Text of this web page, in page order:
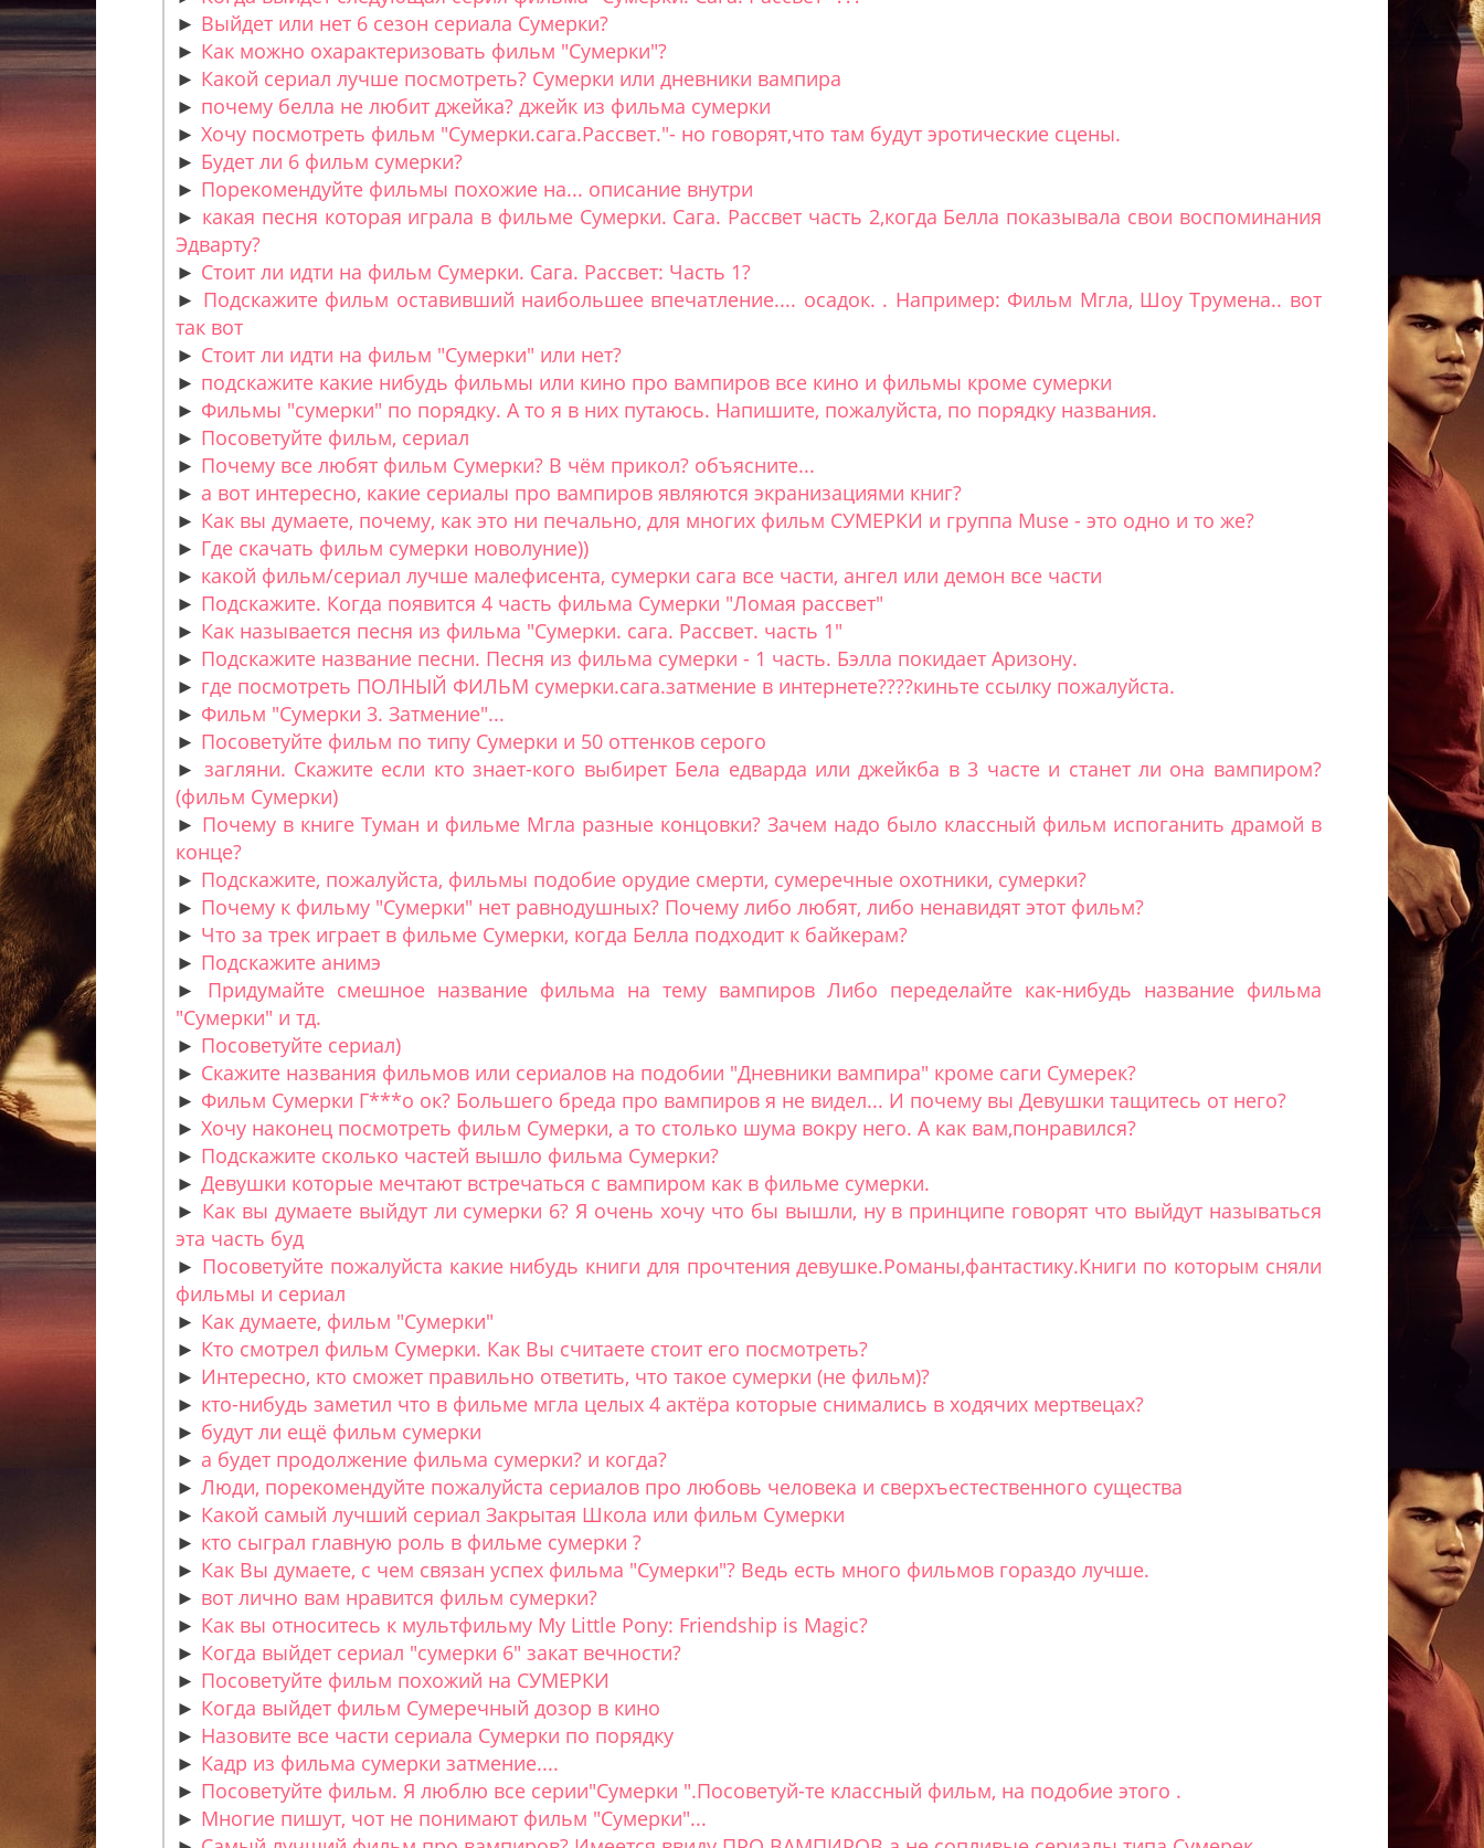
► Выйдет или нет 6 сезон сериала Сумерки?
► Как можно охарактеризовать фильм "Сумерки"?
► Какой сериал лучше посмотреть? Сумерки или дневники вампира
► почему белла не любит джейка? джейк из фильма сумерки
►Хочу посмотреть фильм "Сумерки.сага.Рассвет."- но говорят,что там будут эротические сцены.
► Будет ли 6 фильм сумерки?
► Порекомендуйте фильмы похожие на... описание внутри
► какая песня которая играла в фильме Сумерки. Сага. Рассвет часть 2,когда Белла показывала свои воспоминания
Эдварту?
► Стоит ли идти на фильм Сумерки. Сага. Рассвет: Часть 1?
► Подскажите фильм оставивший наибольшее впечатление.... осадок. . Например: Фильм Мгла, Шоу Трумена.. вот
так вот
► Стоит ли идти на фильм "Сумерки" или нет?
► подскажите какие нибудь фильмы или кино про вампиров все кино и фильмы кроме сумерки
► Фильмы "сумерки" по порядку. А то я в них путаюсь. Напишите, пожалуйста, по порядку названия.
► Посоветуйте фильм, сериал
► Почему все любят фильм Сумерки? В чём прикол? объясните...
► а вот интересно, какие сериалы про вампиров являются экранизациями книг?
► Как вы думаете, почему, как это ни печально, для многих фильм СУМЕРКИ и группа Muse - это одно и то же?
► Где скачать фильм сумерки новолуние))
► какой фильм/сериал лучше малефисента, сумерки сага все части, ангел или демон все части
► Подскажите. Когда появится 4 часть фильма Сумерки "Ломая рассвет"
► Как называется песня из фильма "Сумерки. сага. Рассвет. часть 1"
► Подскажите название песни. Песня из фильма сумерки - 1 часть. Бэлла покидает Аризону.
► где посмотреть ПОЛНЫЙ ФИЛЬМ сумерки.сага.затмение в интернете????киньте ссылку пожалуйста.
► Фильм "Сумерки 3. Затмение"...
► Посоветуйте фильм по типу Сумерки и 50 оттенков серого
► загляни. Скажите если кто знает-кого выбирет Бела едварда или джейкба в 3 часте и станет ли она вампиром?
(фильм Сумерки)
► Почему в книге Туман и фильме Мгла разные концовки? Зачем надо было классный фильм испоганить драмой в
конце?
► Подскажите, пожалуйста, фильмы подобие орудие смерти, сумеречные охотники, сумерки?
► Почему к фильму "Сумерки" нет равнодушных? Почему либо любят, либо ненавидят этот фильм?
► Что за трек играет в фильме Сумерки, когда Белла подходит к байкерам?
► Подскажите анимэ
► Придумайте смешное название фильма на тему вампиров Либо переделайте как-нибудь название фильма
"Сумерки" и тд.
► Посоветуйте сериал)
► Скажите названия фильмов или сериалов на подобии "Дневники вампира" кроме саги Сумерек?
► Фильм Сумерки Г***о ок? Большего бреда про вампиров я не видел... И почему вы Девушки тащитесь от него?
►Хочу наконец посмотреть фильм Сумерки, а то столько шума вокру него. А как вам,понравился?
► Подскажите сколько частей вышло фильма Сумерки?
►Девушки которые мечтают встречаться с вампиром как в фильме сумерки.
► Как вы думаете выйдут ли сумерки 6? Я очень хочу что бы вышли, ну в принципе говорят что выйдут называться
эта часть буд
► Посоветуйте пожалуйста какие нибудь книги для прочтения девушке.Романы,фантастику.Книги по которым сняли
фильмы и сериал
► Как думаете, фильм "Сумерки"
► Кто смотрел фильм Сумерки. Как Вы считаете стоит его посмотреть?
► Интересно, кто сможет правильно ответить, что такое сумерки (не фильм)?
► кто-нибудь заметил что в фильме мгла целых 4 актёра которые снимались в ходячих мертвецах?
► будут ли ещё фильм сумерки
► а будет продолжение фильма сумерки? и когда?
►Люди, порекомендуйте пожалуйста сериалов про любовь человека и сверхъестественного существа
► Какой самый лучший сериал Закрытая Школа или фильм Сумерки
► кто сыграл главную роль в фильме сумерки ?
► Как Вы думаете, с чем связан успех фильма "Сумерки"? Ведь есть много фильмов гораздо лучше.
► вот лично вам нравится фильм сумерки?
► Как вы относитесь к мультфильму My Little Pony: Friendship is Magic?
► Когда выйдет сериал "сумерки 6" закат вечности?
► Посоветуйте фильм похожий на СУМЕРКИ
► Когда выйдет фильм Сумеречный дозор в кино
► Назовите все части сериала Сумерки по порядку
► Кадр из фильма сумерки затмение....
► Посоветуйте фильм. Я люблю все серии"Сумерки ".Посоветуй-те классный фильм, на подобие этого .
► Многие пишут, чот не понимают фильм "Сумерки"...